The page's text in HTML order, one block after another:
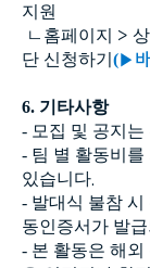
지원
ㄴ홈페이지
>
단 신청하기 (▶
6. 기타사항
- 모집 및 공지
- 팀 별 활동비를
있습니다.
- 발대식 불참 시
동인증서가 발
- 본 활동은 해외